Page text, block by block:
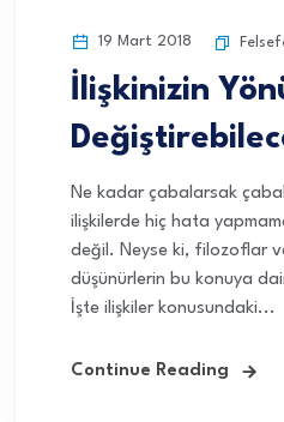
19 Mart 2018
İlişkinizin
Ne kadar çabalarsak
ilişkilerde hiç hata
değil. Neyse ki, filozoflar
düşünürlerin bu konuya
İşte ilişkiler konusundaki...
Continue Reading